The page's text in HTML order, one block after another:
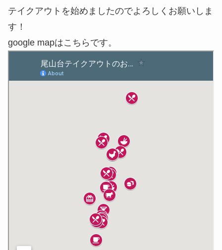
テイクアウトを始めましたのでよろしくお願いしま
す！
google mapはこちらです。